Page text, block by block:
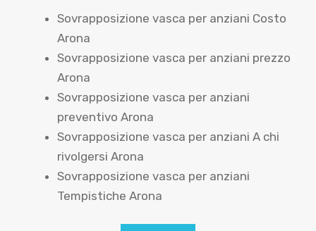
Sovrapposizione vasca per anziani Costo
Arona
Sovrapposizione vasca per anziani prezzo
Arona
Sovrapposizione vasca per anziani
preventivo Arona
Sovrapposizione vasca per anziani A chi
rivolgersi Arona
Sovrapposizione vasca per anziani
Tempistiche Arona